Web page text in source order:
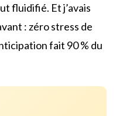
fluidifié. Et j’avais
: zéro stress de
fait 90 % du